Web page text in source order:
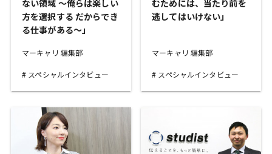
ない領域 〜俺らは楽しい
方を選択する だからでき
る仕事がある〜」
マーキャリ 編集部
スペシャルインタビュー
むためには、当たり前を
逃してはいけない」
マーキャリ 編集部
スペシャルインタビュー